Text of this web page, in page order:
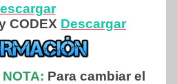
CODEX Descargar
NOTA: Para cambiar el